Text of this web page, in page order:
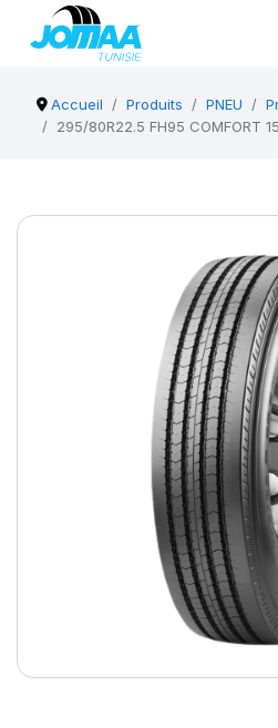
Accueil Produits PNEU
295/80R22.5 FH95 COMFORT